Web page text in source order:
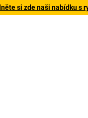
si zde naši nabídku s